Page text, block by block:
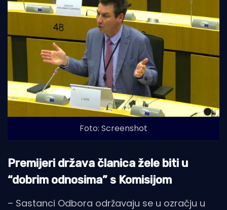
Foto: Screenshot
Premijeri država članica žele biti u
“dobrim odnosima” s Komisijom
– Sastanci Odbora održavaju se u ozračju u